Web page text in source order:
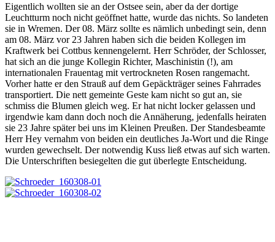
Eigentlich wollten sie an der Ostsee sein, aber da der dortige
Leuchtturm noch nicht geöffnet hatte, wurde das nichts. So landeten
sie in Wremen. Der 08. März sollte es nämlich unbedingt sein, denn
am 08. März vor 23 Jahren haben sich die beiden Kollegen im
Kraftwerk bei Cottbus kennengelernt. Herr Schröder, der Schlosser,
hat sich an die junge Kollegin Richter, Maschinistin (!), am
internationalen Frauentag mit vertrockneten Rosen rangemacht.
Vorher hatte er den Strauß auf dem Gepäckträger seines Fahrrades
transportiert. Die nett gemeinte Geste kam nicht so gut an, sie
schmiss die Blumen gleich weg. Er hat nicht locker gelassen und
irgendwie kam dann doch noch die Annäherung, jedenfalls heiraten
sie 23 Jahre später bei uns im Kleinen Preußen. Der Standesbeamte
Herr Hey vernahm von beiden ein deutliches Ja-Wort und die Ringe
wurden gewechselt. Der notwendig Kuss ließ etwas auf sich warten.
Die Unterschriften besiegelten die gut überlegte Entscheidung.